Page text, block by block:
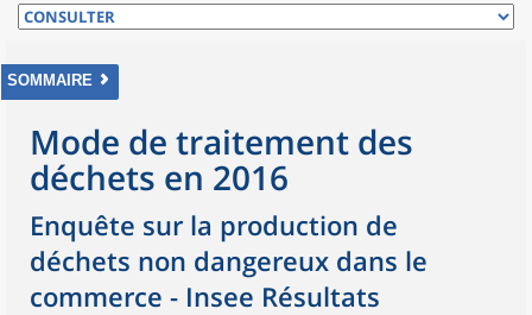
SOMMAIRE
Mode de traitement des
déchets en 2016
Enquête sur la production de
déchets non dangereux dans le
commerce - Insee Résultats